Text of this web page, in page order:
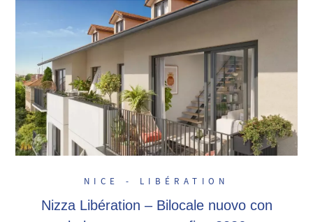
NICE - LIBÉRATION
Nizza Libération – Bilocale nuovo con